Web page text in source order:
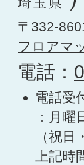
〒332-
フロアマ
電話：
電話受
：月
（祝日
上記時